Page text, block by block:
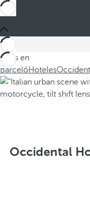
Estás en
BarcelóHoteles
Occidental